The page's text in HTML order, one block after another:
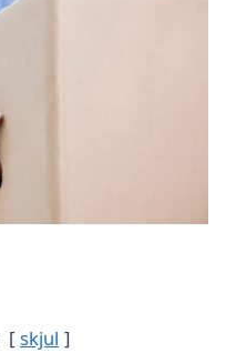
skjul